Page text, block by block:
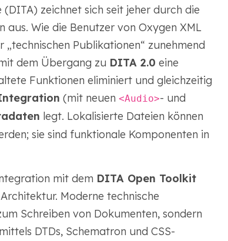
zeichnet sich seit jeher durch die
Wie die Benutzer von Oxygen XML
Publikationen“ zunehmend
dem Übergang zu DITA 2.0 eine
Funktionen eliminiert und gleichzeitig
(mit neuen <Audio>- und
legt. Lokalisierte Dateien können
sie sind funktionale Komponenten in
mit dem DITA Open Toolkit
Moderne technische
Schreiben von Dokumenten, sondern
DTDs, Schematron und CSS-